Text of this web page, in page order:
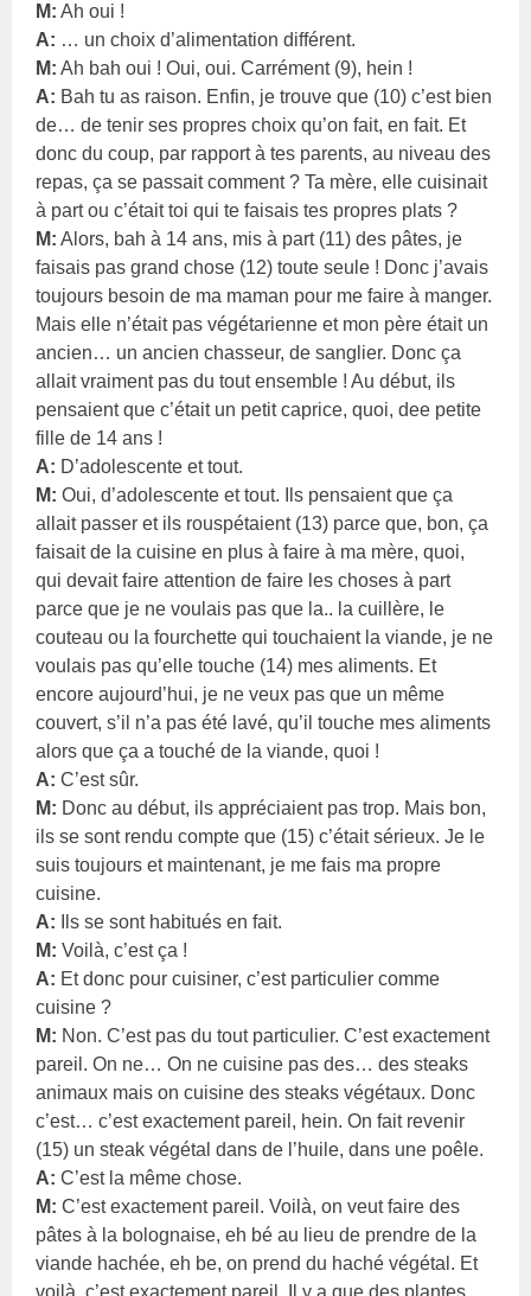
M: Ah oui !
A: … un choix d’alimentation différent.
M: Ah bah oui ! Oui, oui. Carrément (9), hein !
A: Bah tu as raison. Enfin, je trouve que (10) c’est bien
de… de tenir ses propres choix qu’on fait, en fait. Et
donc du coup, par rapport à tes parents, au niveau des
repas, ça se passait comment ? Ta mère, elle cuisinait
à part ou c’était toi qui te faisais tes propres plats ?
M: Alors, bah à 14 ans, mis à part (11) des pâtes, je
faisais pas grand chose (12) toute seule ! Donc j’avais
toujours besoin de ma maman pour me faire à manger.
Mais elle n’était pas végétarienne et mon père était un
ancien… un ancien chasseur, de sanglier. Donc ça
allait vraiment pas du tout ensemble ! Au début, ils
pensaient que c’était un petit caprice, quoi, dee petite
fille de 14 ans !
A: D’adolescente et tout.
M: Oui, d’adolescente et tout. Ils pensaient que ça
allait passer et ils rouspétaient (13) parce que, bon, ça
faisait de la cuisine en plus à faire à ma mère, quoi,
qui devait faire attention de faire les choses à part
parce que je ne voulais pas que la.. la cuillère, le
couteau ou la fourchette qui touchaient la viande, je ne
voulais pas qu’elle touche (14) mes aliments. Et
encore aujourd’hui, je ne veux pas que un même
couvert, s’il n’a pas été lavé, qu’il touche mes aliments
alors que ça a touché de la viande, quoi !
A: C’est sûr.
M: Donc au début, ils appréciaient pas trop. Mais bon,
ils se sont rendu compte que (15) c’était sérieux. Je le
suis toujours et maintenant, je me fais ma propre
cuisine.
A: Ils se sont habitués en fait.
M: Voilà, c’est ça !
A: Et donc pour cuisiner, c’est particulier comme
cuisine ?
M: Non. C’est pas du tout particulier. C’est exactement
pareil. On ne… On ne cuisine pas des… des steaks
animaux mais on cuisine des steaks végétaux. Donc
c’est… c’est exactement pareil, hein. On fait revenir
(15) un steak végétal dans de l’huile, dans une poêle.
A: C’est la même chose.
M: C’est exactement pareil. Voilà, on veut faire des
pâtes à la bolognaise, eh bé au lieu de prendre de la
viande hachée, eh be, on prend du haché végétal. Et
voilà, c’est exactement pareil. Il y a que des plantes